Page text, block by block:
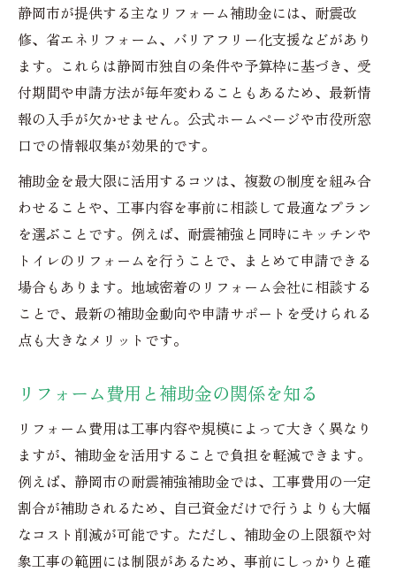
静岡市が提供する主なリフォーム補助金には、耐震改
修、省エネリフォーム、バリアフリー化支援などがあり
ます。これらは静岡市独自の条件や予算枠に基づき、受
付期間や申請方法が毎年変わることもあるため、最新情
報の入手が欠かせません。公式ホームページや市役所窓
口での情報収集が効果的です。
補助金を最大限に活用するコツは、複数の制度を組み合
わせることや、工事内容を事前に相談して最適なプラン
を選ぶことです。例えば、耐震補強と同時にキッチンや
トイレのリフォームを行うことで、まとめて申請できる
場合もあります。地域密着のリフォーム会社に相談する
ことで、最新の補助金動向や申請サポートを受けられる
点も大きなメリットです。
リフォーム費用と補助金の関係を知る
リフォーム費用は工事内容や規模によって大きく異なり
ますが、補助金を活用することで負担を軽減できます。
例えば、静岡市の耐震補強補助金では、工事費用の一定
割合が補助されるため、自己資金だけで行うよりも大幅
なコスト削減が可能です。ただし、補助金の上限額や対
象工事の範囲には制限があるため、事前にしっかりと確